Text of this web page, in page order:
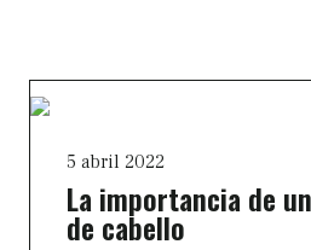
5 abril 2022
La importancia de
de cabello